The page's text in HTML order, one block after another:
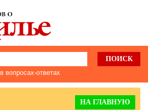
в вопросах-ответах
НА ГЛАВНУЮ